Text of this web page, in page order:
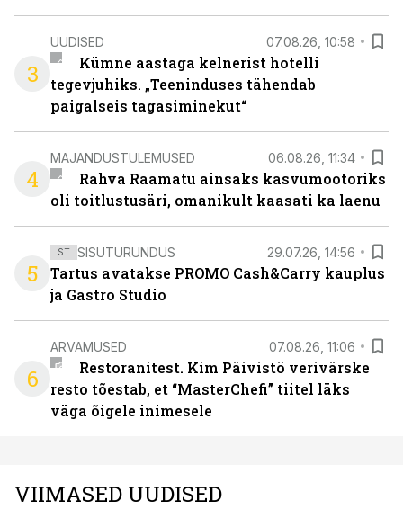
3
UUDISED 07.08.26, 10:58
Kümne aastaga kelnerist hotelli
tegevjuhiks. „Teeninduses tähendab
paigalseis tagasiminekut“
4
MAJANDUSTULEMUSED 06.08.26, 11:34
Rahva Raamatu ainsaks kasvumootoriks
oli toitlustusäri, omanikult kaasati ka laenu
5
ST SISUTURUNDUS 29.07.26, 14:56
Tartus avatakse PROMO Cash&Carry kauplus
ja Gastro Studio
6
ARVAMUSED 07.08.26, 11:06
Restoranitest. Kim Päivistö verivärske
resto tõestab, et “MasterChefi” tiitel läks
väga õigele inimesele
VIIMASED UUDISED